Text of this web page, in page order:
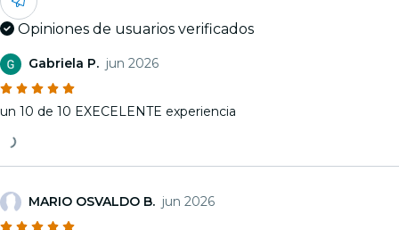
Opiniones de usuarios verificados
Gabriela P. jun 2026
un 10 de 10 EXECELENTE experiencia
MARIO OSVALDO B. jun 2026